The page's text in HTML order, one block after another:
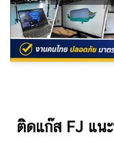
ติดแก๊ส FJ แน